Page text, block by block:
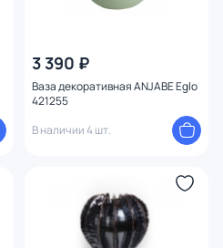
3 390 ₽
Ваза декоративная ANJABE Eglo
421255
В наличии 4 шт.